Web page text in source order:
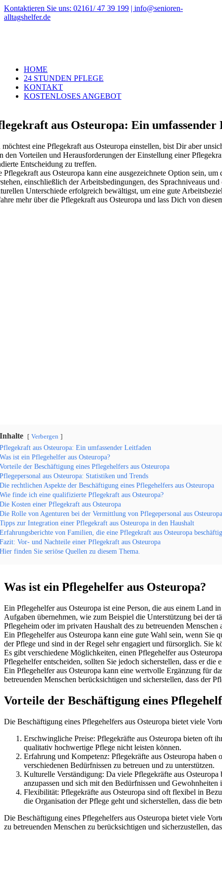
Zum
Inhalt
Kontaktieren Sie uns: 02161/ 47 39 199 | info@senioren-
alltagshelfer.de
HOME
24 STUNDEN PFLEGE
KONTAKT
KOSTENLOSES ANGEBOT
aus Osteuropa: Ein umfassender
möchtest eine Pflegekraft aus Osteuropa einstellen, bist Dir aber
den Vorteilen und Herausforderungen der Einstellung einer
Entscheidung zu treffen.
Pflegekraft aus Osteuropa kann eine ausgezeichnete Option sein,
einschließlich der Arbeitsbedingungen, des Sprachniveaus
Unterschiede erfolgreich bewältigst, um eine gute
mehr über die Pflegekraft aus Osteuropa und lass Dich von
Verbergen
aus Osteuropa: Ein umfassender Leitfaden
ist ein Pflegehelfer aus Osteuropa?
der Beschäftigung eines Pflegehelfers aus Osteuropa
aus Osteuropa: Statistiken und Trends
rechtlichen Aspekte der Beschäftigung eines Pflegehelfers aus Osteuropa
finde ich eine qualifizierte Pflegekraft aus Osteuropa?
Kosten einer Pflegekraft aus Osteuropa
Rolle von Agenturen bei der Vermittlung von Pflegepersonal aus Osteuropa
zur Integration einer Pflegekraft aus Osteuropa in den Haushalt
von Familien, die eine Pflegekraft aus Osteuropa
Vor- und Nachteile einer Pflegekraft aus Osteuropa
finden Sie seriöse Quellen zu diesem Thema.
Was ist ein Pflegehelfer aus Osteuropa?
Ein Pflegehelfer aus Osteuropa ist eine Person, die aus einem Land
Aufgaben übernehmen, wie zum Beispiel die Unterstützung bei der
Pflegeheim oder im privaten Haushalt des zu betreuenden
Ein Pflegehelfer aus Osteuropa kann eine gute Wahl sein, wenn
der Pflege und sind in der Regel sehr engagiert und fürsorglich. Sie
Es gibt verschiedene Möglichkeiten, einen Pflegehelfer aus
Pflegehelfer entscheiden, sollten Sie jedoch sicherstellen, dass er
Ein Pflegehelfer aus Osteuropa kann eine wertvolle Ergänzung für
betreuenden Menschen berücksichtigen und sicherstellen, dass der
Vorteile der Beschäftigung eines
Die Beschäftigung eines Pflegehelfers aus Osteuropa bietet viele
Erschwingliche Preise: Pflegekräfte aus Osteuropa bieten oft
qualitativ hochwertige Pflege nicht leisten können.
Erfahrung und Kompetenz: Pflegekräfte aus Osteuropa
verschiedenen Bedürfnissen zu betreuen und zu unterstützen.
Kulturelle Verständigung: Da viele Pflegekräfte aus
anzupassen und sich mit den Bedürfnissen und Gewohnheiten
Flexibilität: Pflegekräfte aus Osteuropa sind oft flexibel in
die Organisation der Pflege geht und sicherstellen, dass die
Die Beschäftigung eines Pflegehelfers aus Osteuropa bietet viele
zu betreuenden Menschen zu berücksichtigen und sicherzustellen,